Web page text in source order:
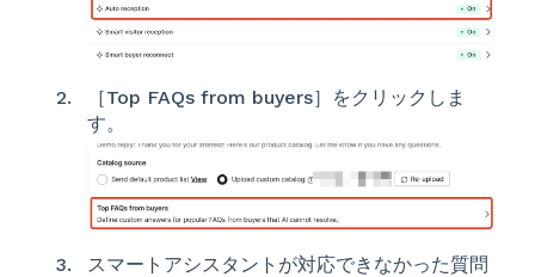
［Top FAQs from buyers］をクリックしま
す。
スマートアシスタントが対応できなかった質問